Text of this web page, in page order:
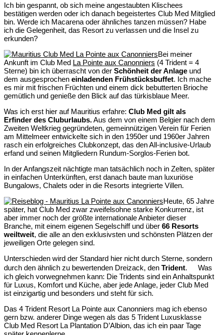
Ich bin gespannt, ob sich meine angestaubten Klischees
bestätigen werden oder ich danach begeistertes Club Med Mitglied
bin. Werde ich Macarena oder ähnliches tanzen müssen? Habe
ich die Gelegenheit, das Resort zu verlassen und die Insel zu
erkunden?
Bei meiner
Ankunft im Club Med La Pointe aux Canonniers (4 Trident = 4
Sterne) bin ich überrascht von der Schönheit der Anlage und
dem ausgesprochen einladenden Frühstücksbuffet. Ich mache
es mir mit frischen Früchten und einem dick bebutterten Brioche
gemütlich und genieße den Blick auf das türkisblaue Meer.
Was ich erst hier auf Mauritius erfahre: Club Med gilt als
Erfinder des Cluburlaubs.Aus dem von einem Belgier nach dem
Zweiten Weltkrieg gegründeten, gemeinnützigen Verein für Ferien
am Mittelmeer entwickelte sich in den 1950er und 1960er Jahren
rasch ein erfolgreiches Clubkonzept, das den All-inclusive-Urlaub
erfand und seinen Mitgliedern Rundum-Sorglos-Ferien bot.
In der Anfangszeit nächtigte man tatsächlich noch in Zelten, später
in einfachen Unterkünften, erst danach baute man luxuriöse
Bungalows, Chalets oder in die Resorts integrierte Villen.
Heute, 65 Jahre
später, hat Club Med zwar zweifelsohne starke Konkurrenz, ist
aber immer noch der größte internationale Anbieter dieser
Branche, mit einem eigenen Segelschiff und über 66 Resorts
weiltweit, die alle an den exklusivsten und schönsten Plätzen der
jeweiligen Orte gelegen sind.
Unterschieden wird der Standard hier nicht durch Sterne, sondern
durch den ähnlich zu bewertenden Dreizack, den Trident. Was
ich gleich vorwegnehmen kann: Die Tridents sind ein Anhaltspunkt
für Luxus, Komfort und Küche, aber jede Anlage, jeder Club Med
ist einzigartig und besonders und steht für sich.
Das 4 Trident Resort La Pointe aux Canonniers mag ich ebenso
gern bzw. anderer Dinge wegen als das 5 Trident Luxusklasse
Club Med Resort La Plantation D’Albion, das ich ein paar Tage